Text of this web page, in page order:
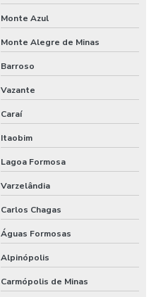
Monte Azul
Monte Alegre de Minas
Barroso
Vazante
Caraí
Itaobim
Lagoa Formosa
Varzelândia
Carlos Chagas
Águas Formosas
Alpinópolis
Carmópolis de Minas